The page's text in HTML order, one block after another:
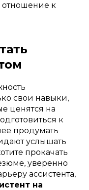
отношение к
свои навыки,
ценятся на
к
продумать
услышать
прокачать
уверенно
ассистента,
на